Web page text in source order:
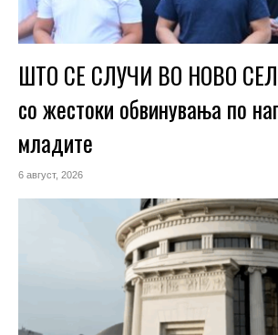
ШТО СЕ СЛУЧИ ВО НОВО
со жестоки обвинувања по
младите
6 август, 2026